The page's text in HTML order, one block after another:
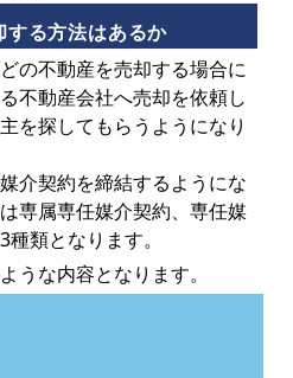
する方法はあるか
の不動産を売却する場合に
不動産会社へ売却を依頼し
を探してもらうようになり
介契約を締結するようにな
専属専任媒介契約、専任媒
類となります。
うな内容となります。